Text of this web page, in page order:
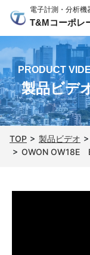
電子計測・分析機
T&Mコーポレ
PRODUCT
製品ビデ
TOP 製品ビデオ
OWON OW18E